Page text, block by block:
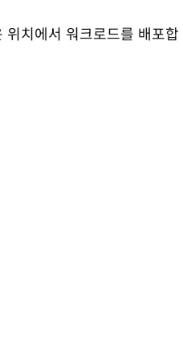
치에서 워크로드를 배포합